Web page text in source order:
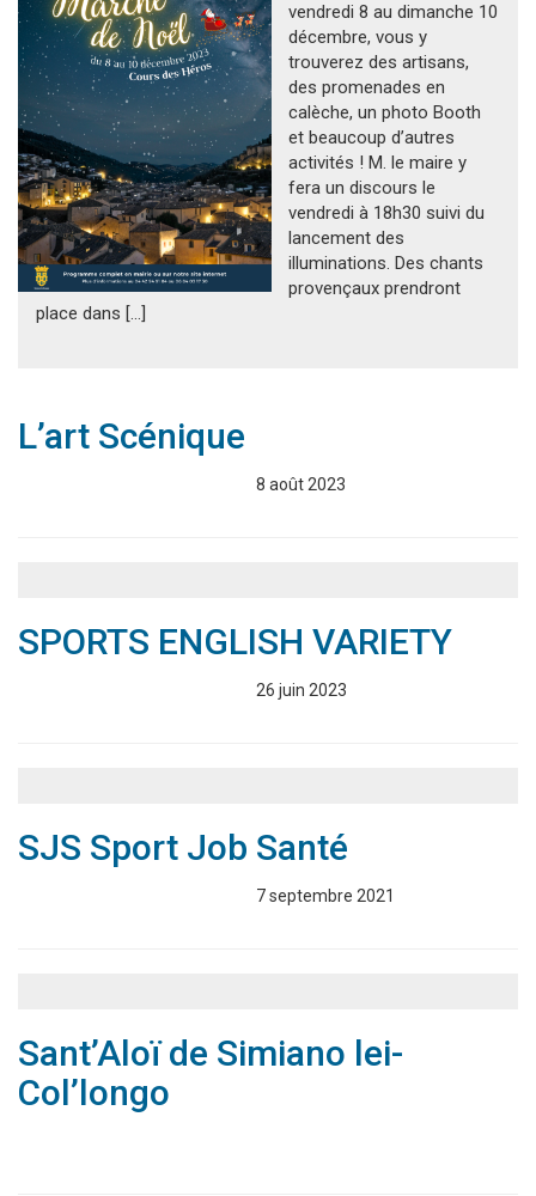
vendredi 8 au dimanche 10
décembre, vous y
trouverez des artisans,
des promenades en
calèche, un photo Booth
et beaucoup d’autres
activités ! M. le maire y
fera un discours le
vendredi à 18h30 suivi du
lancement des
illuminations. Des chants
provençaux prendront
place dans […]
L’art Scénique
8 août 2023
SPORTS ENGLISH VARIETY
26 juin 2023
SJS Sport Job Santé
7 septembre 2021
Sant’Aloï de Simiano lei-
Col’longo